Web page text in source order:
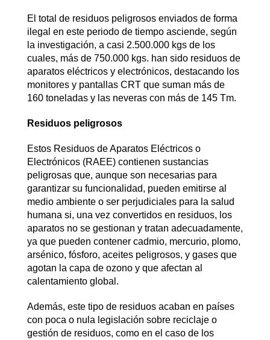
El total de residuos peligrosos enviados de forma
ilegal en este periodo de tiempo asciende, según
la investigación, a casi 2.500.000 kgs de los
cuales, más de 750.000 kgs. han sido residuos de
aparatos eléctricos y electrónicos, destacando los
monitores y pantallas CRT que suman más de
160 toneladas y las neveras con más de 145 Tm.
Residuos peligrosos
Estos Residuos de Aparatos Eléctricos o
Electrónicos (RAEE) contienen sustancias
peligrosas que, aunque son necesarias para
garantizar su funcionalidad, pueden emitirse al
medio ambiente o ser perjudiciales para la salud
humana si, una vez convertidos en residuos, los
aparatos no se gestionan y tratan adecuadamente,
ya que pueden contener cadmio, mercurio, plomo,
arsénico, fósforo, aceites peligrosos, y gases que
agotan la capa de ozono y que afectan al
calentamiento global.
Además, este tipo de residuos acaban en países
con poca o nula legislación sobre reciclaje o
gestión de residuos, como en el caso de los